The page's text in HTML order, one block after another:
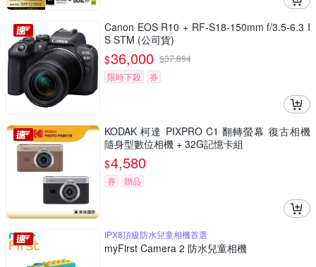
Canon EOS R10 + RF-S18-150mm f/3.5-6.3 I
S STM (公司貨)
$36,000 $37,894
限時下殺
券
KODAK 柯達 PIXPRO C1 翻轉螢幕 復古相機
隨身型數位相機 + 32G記憶卡組
$4,580
券 贈品
IPX8頂級防水兒童相機首選
myFirst Camera 2 防水兒童相機